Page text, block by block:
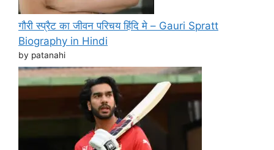
गौरी स्प्रैट का जीवन परिचय हिंदि मे – Gauri Spratt
Biography in Hindi
by patanahi